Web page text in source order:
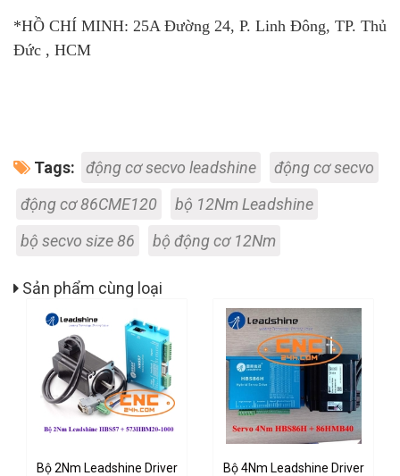
*HỒ CHÍ MINH: 25A Đường 24, P. Linh Đông, TP. Thủ
Đức , HCM
Tags: động cơ secvo leadshine
động cơ secvo
động cơ 86CME120
bộ 12Nm Leadshine
bộ secvo size 86
bộ động cơ 12Nm
Sản phẩm cùng loại
Bộ 2Nm Leadshine Driver
Bộ 4Nm Leadshine Driver